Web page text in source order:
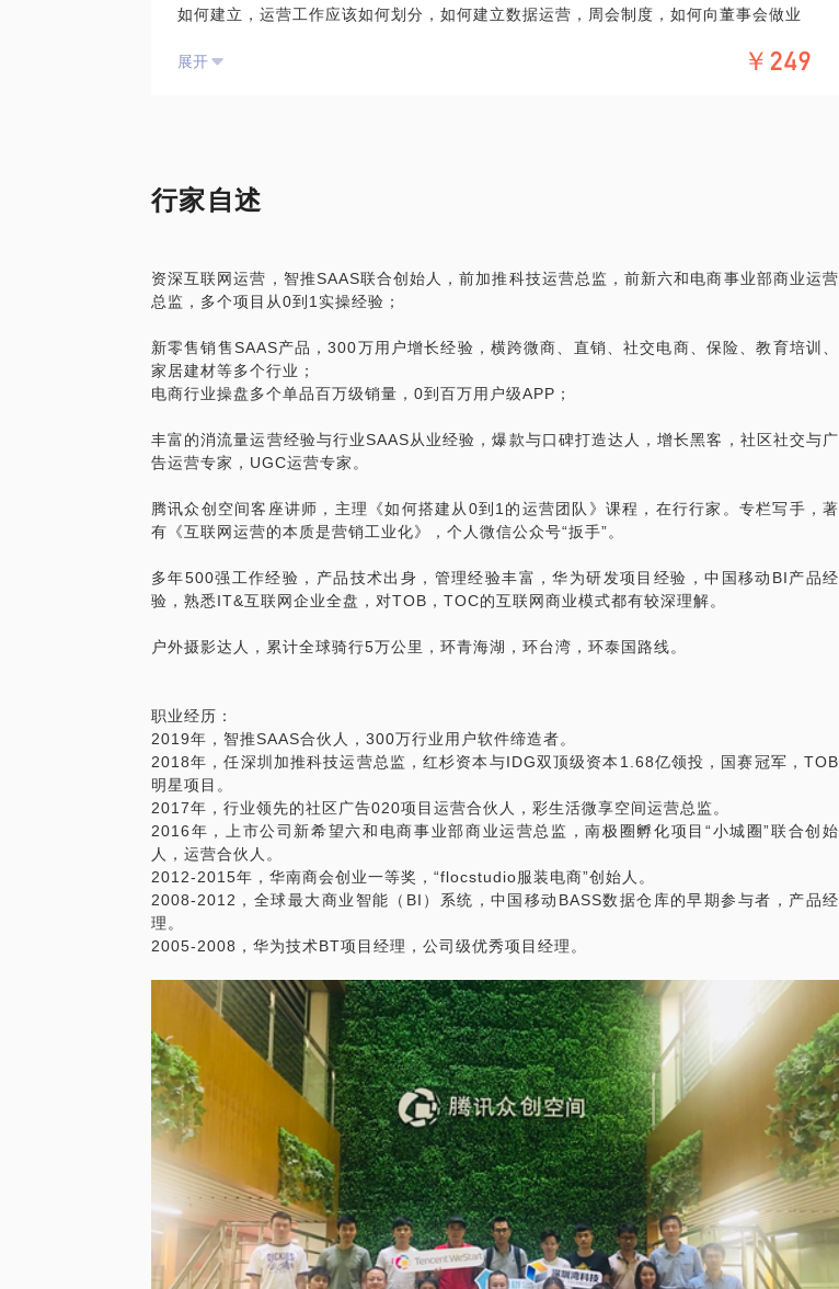
如何建立，运营工作应该如何划分，如何建立数据运营，周会制度，如何向董事会做业
O，ASO，SEM，DUA，SKU，PV，CPS，CPA，LBS，ARRPU，CTR，BR .........
本人技术出身，前华为技术经理，14年从业经历，连续创业者，7年前转型互联网营销
售额的爆款。对互联网运营方法理解较深，腾讯众创空间空间运营讲师，在行行家，扳
手科技创始人，智推SAAS联合创始人，前加推科技运营总监，上市公司电商事业部总
展开 ￥249
行家自述
资深互联网运营，智推SAAS联合创始人，前加推科技运营总监，前新六和电商事业部商业运营
总监，多个项目从0到1实操经验；
新零售销售SAAS产品，300万用户增长经验，横跨微商、直销、社交电商、保险、教育培训、
家居建材等多个行业；
电商行业操盘多个单品百万级销量，0到百万用户级APP；
丰富的消流量运营经验与行业SAAS从业经验，爆款与口碑打造达人，增长黑客，社区社交与广
告运营专家，UGC运营专家。
腾讯众创空间客座讲师，主理《如何搭建从0到1的运营团队》课程，在行行家。专栏写手，著
有《互联网运营的本质是营销工业化》，个人微信公众号“扳手”。
多年500强工作经验，产品技术出身，管理经验丰富，华为研发项目经验，中国移动BI产品经
验，熟悉IT&互联网企业全盘，对TOB，TOC的互联网商业模式都有较深理解。
户外摄影达人，累计全球骑行5万公里，环青海湖，环台湾，环泰国路线。
职业经历：
2019年，智推SAAS合伙人，300万行业用户软件缔造者。
2018年，任深圳加推科技运营总监，红杉资本与IDG双顶级资本1.68亿领投，国赛冠军，TOB
明星项目。
2017年，行业领先的社区广告020项目运营合伙人，彩生活微享空间运营总监。
2016年，上市公司新希望六和电商事业部商业运营总监，南极圈孵化项目“小城圈”联合创始
人，运营合伙人。
2012-2015年，华南商会创业一等奖，“flocstudio服装电商”创始人。
2008-2012，全球最大商业智能（BI）系统，中国移动BASS数据仓库的早期参与者，产品经
理。
2005-2008，华为技术BT项目经理，公司级优秀项目经理。